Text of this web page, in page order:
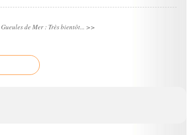
Gueules de Mer : Très bientôt... >>